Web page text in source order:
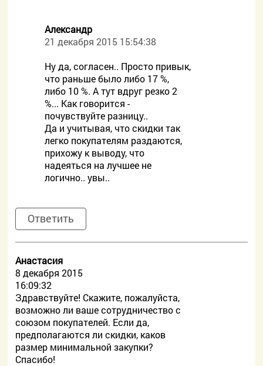
Александр
21 декабря 2015 15:54:38
Ну да, согласен.. Просто привык,
что раньше было либо 17 %,
либо 10 %. А тут вдруг резко 2
%... Как говорится -
почувствуйте разницу..
Да и учитывая, что скидки так
легко покупателям раздаются,
прихожу к выводу, что
надеяться на лучшее не
логично.. увы..
Ответить
Анастасия
8 декабря 2015
16:09:32
Здравствуйте! Скажите, пожалуйста,
возможно ли ваше сотрудничество с
союзом покупателей. Если да,
предполагаются ли скидки, каков
размер минимальной закупки?
Спасибо!